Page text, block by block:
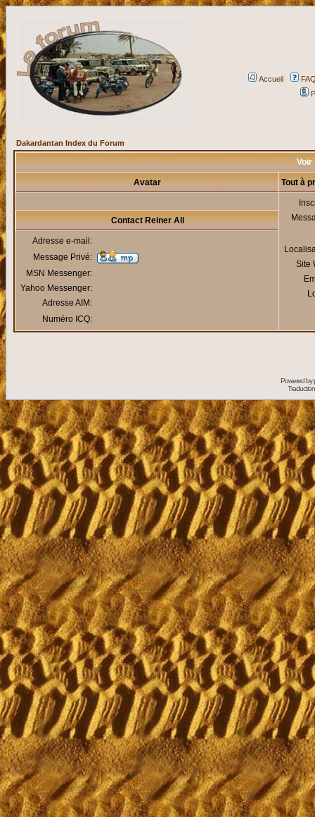
Accueil
Dakardantan Index du Forum
Voir
Avatar Tout à
Site
Contact Reiner All
Adresse e-mail:
Message Privé:
MSN Messenger:
Yahoo Messenger:
Adresse AIM:
Numéro ICQ:
Powered by